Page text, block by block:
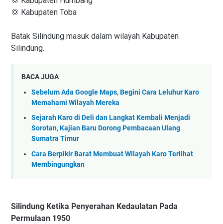
💢 Kabupaten Toba
Batak Silindung masuk dalam wilayah Kabupaten
Silindung.
BACA JUGA
Sebelum Ada Google Maps, Begini Cara Leluhur Karo
Memahami Wilayah Mereka
Sejarah Karo di Deli dan Langkat Kembali Menjadi
Sorotan, Kajian Baru Dorong Pembacaan Ulang
Sumatra Timur
Cara Berpikir Barat Membuat Wilayah Karo Terlihat
Membingungkan
Silindung Ketika Penyerahan Kedaulatan Pada
Permulaan 1950